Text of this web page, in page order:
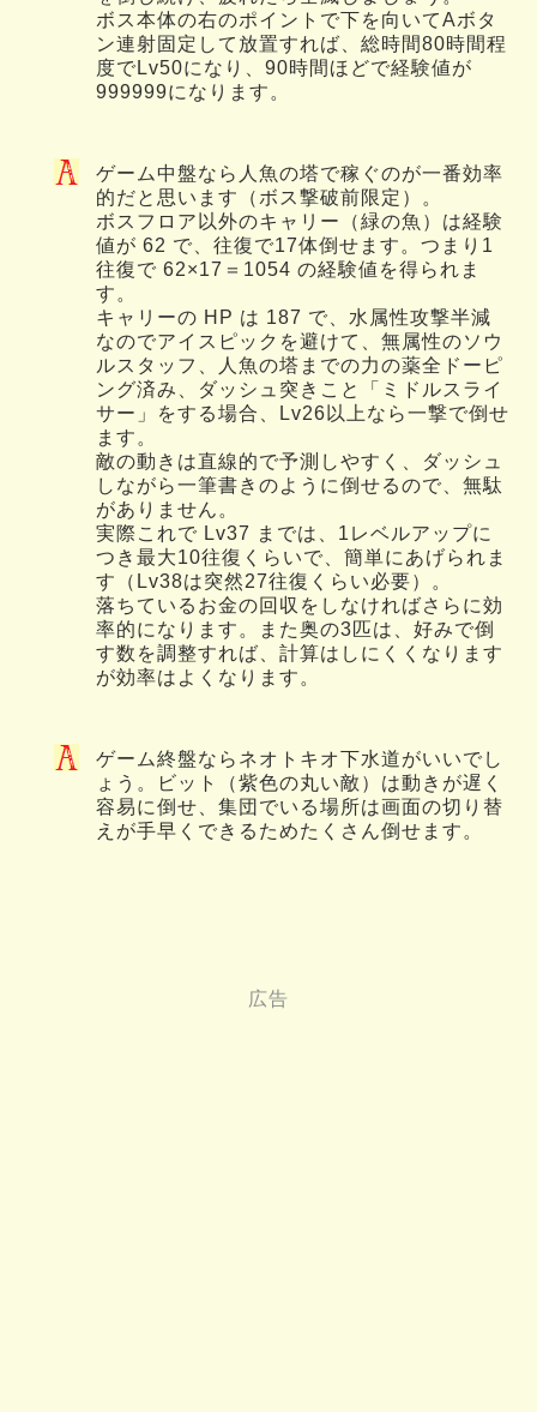
ボス本体の右のポイントで下を向いてAボタ
ン連射固定して放置すれば、総時間80時間程
度でLv50になり、90時間ほどで経験値が
999999になります。
ゲーム中盤なら人魚の塔で稼ぐのが一番効率
的だと思います（ボス撃破前限定）。
ボスフロア以外のキャリー（緑の魚）は経験
値が 62 で、往復で17体倒せます。つまり1
往復で 62×17＝1054 の経験値を得られま
す。
キャリーの HP は 187 で、水属性攻撃半減
なのでアイスピックを避けて、無属性のソウ
ルスタッフ、人魚の塔までの力の薬全ドーピ
ング済み、ダッシュ突きこと「ミドルスライ
サー」をする場合、Lv26以上なら一撃で倒せ
ます。
敵の動きは直線的で予測しやすく、ダッシュ
しながら一筆書きのように倒せるので、無駄
がありません。
実際これで Lv37 までは、1レベルアップに
つき最大10往復くらいで、簡単にあげられま
す（Lv38は突然27往復くらい必要）。
落ちているお金の回収をしなければさらに効
率的になります。また奥の3匹は、好みで倒
す数を調整すれば、計算はしにくくなります
が効率はよくなります。
ゲーム終盤ならネオトキオ下水道がいいでし
ょう。ビット（紫色の丸い敵）は動きが遅く
容易に倒せ、集団でいる場所は画面の切り替
えが手早くできるためたくさん倒せます。